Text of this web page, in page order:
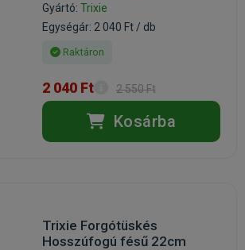
Gyártó: Trixie
Egységár: 2 040 Ft / db
Raktáron
2 040 Ft 2 550 Ft
Kosárba
Trixie Forgótüskés
Hosszúfogú fésű 22cm